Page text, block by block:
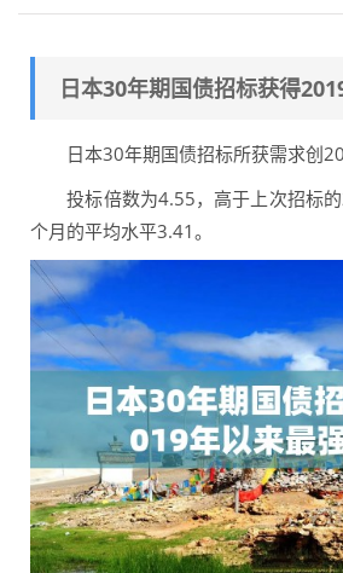
日本30年期国债招标获得
日本30年期国债招标所获需求创
投标倍数为4.55，高于上次招标的
个月的平均水平3.41。